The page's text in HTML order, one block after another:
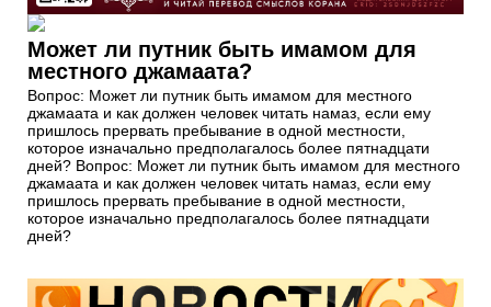
Может ли путник быть имамом для
местного джамаата?
Вопрос: Может ли путник быть имамом для местного
джамаата и как должен человек читать намаз, если ему
пришлось прервать пребывание в одной местности,
которое изначально предполагалось более пятнадцати
дней? Вопрос: Может ли путник быть имамом для местного
джамаата и как должен человек читать намаз, если ему
пришлось прервать пребывание в одной местности,
которое изначально предполагалось более пятнадцати
дней?